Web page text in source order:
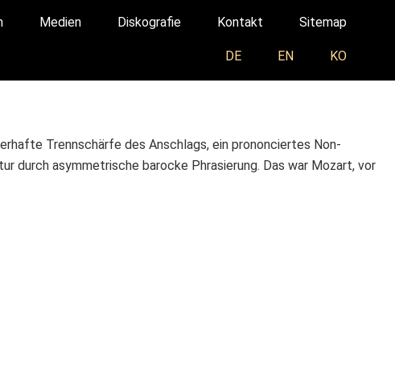
Medien Diskografie Kontakt Sitemap
DE EN KO
Trennschärfe des Anschlags, ein prononciertes Non-
durch asymmetrische barocke Phrasierung. Das war Mozart, vor